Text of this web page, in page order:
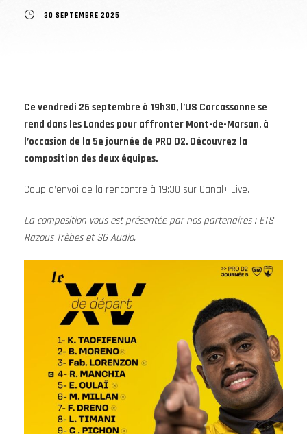
30 SEPTEMBRE 2025
Ce vendredi 26 septembre à 19h30, l’US Carcassonne se
rend dans les Landes pour affronter Mont-de-Marsan, à
l’occasion de la 5e journée de PRO D2. Découvrez la
composition des deux équipes.
Coup d’envoi de la rencontre à 19:30 sur Canal+ Live.
La composition vous est présentée par nos partenaires : ETS
Razous Trèbes et SG Audio.